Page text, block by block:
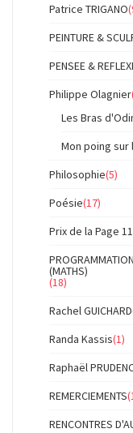
Patrice TRIGANO
PEINTURE &
PENSEE &
Philippe Olagnier
Les Bras
Mon poing sur
Philosophie(5)
Poésie(17)
Prix de la Page
(MATHS)
(18)
Rachel GUICHARD
Randa Kassis(1)
Raphaël
REMERCIEMENTS
RENCONTRES